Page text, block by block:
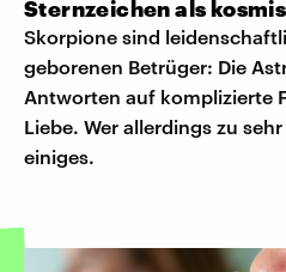
Sternzeichen als
Skorpione sind
geborenen Betrüger: Die
Antworten auf komplizierte
Liebe. Wer allerdings zu
einiges.